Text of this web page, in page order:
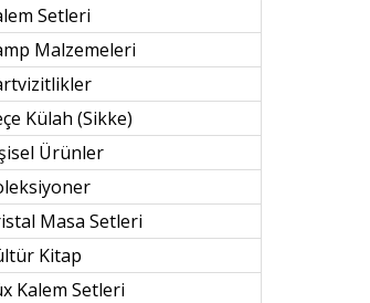
Setleri
Malzemeleri
Külah (sikke)
Ürünler
Masa Setleri
Kitap
Kalem Setleri